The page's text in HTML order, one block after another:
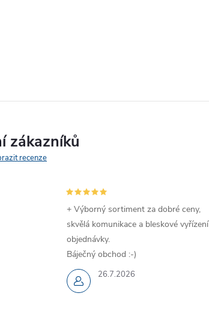
zákazníků
recenze
26.7.2026
+ Výborný sortiment za dobré ceny,
skvělá komunikace a bleskové vyřízení
objednávky.
Báječný obchod :-)